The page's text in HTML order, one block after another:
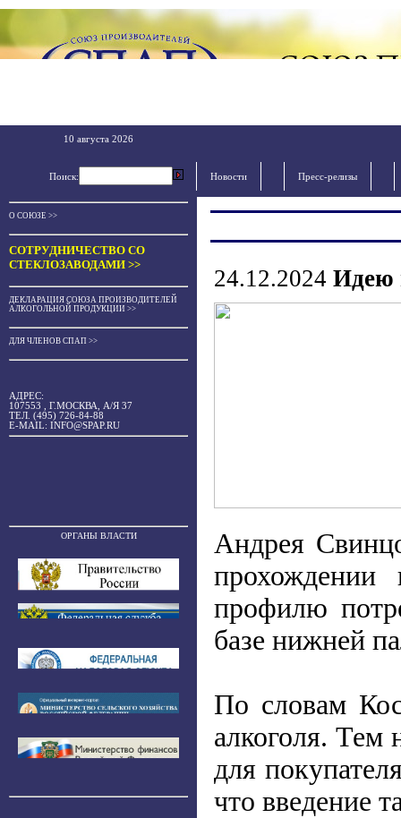
10 августа 2026
Поиск: Новости Пресс-релизы
О СОЮЗЕ >>
СОТРУДНИЧЕСТВО СО
СТЕКЛОЗАВОДАМИ >>
ДЕКЛАРАЦИЯ СОЮЗА ПРОИЗВОДИТЕЛЕЙ
АЛКОГОЛЬНОЙ ПРОДУКЦИИ >>
ДЛЯ ЧЛЕНОВ СПАП >>
АДРЕС:
107553 , Г.МОСКВА, А/Я 37
ТЕЛ. (495) 726-84-88
E-MAIL: INFO@SPAP.RU
ОРГАНЫ ВЛАСТИ
24.12.2024 Идею
Андрея
прохождении
профилю
базе нижней
По словам
алкоголя. Тем
для
что введение